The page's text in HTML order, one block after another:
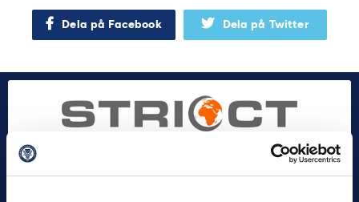
Dela på Facebook Dela på Twitter